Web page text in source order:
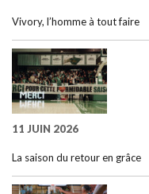
Vivory, l’homme à tout faire
11 JUIN 2026
La saison du retour en grâce